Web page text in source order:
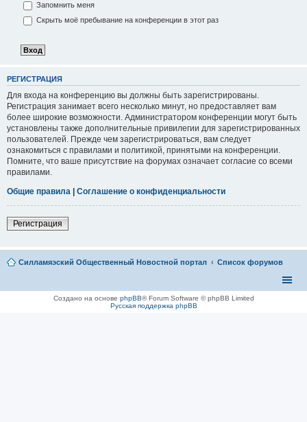
Запомнить меня
Скрыть моё пребывание на конференции в этот раз
РЕГИСТРАЦИЯ
Для входа на конференцию вы должны быть зарегистрированы.
Регистрация занимает всего несколько минут, но предоставляет вам
более широкие возможности. Администратором конференции могут быть
установлены также дополнительные привилегии для зарегистрированных
пользователей. Прежде чем зарегистрироваться, вам следует
ознакомиться с правилами и политикой, принятыми на конференции.
Помните, что ваше присутствие на форумах означает согласие со всеми
правилами.
Общие правила | Соглашение о конфиденциальности
Регистрация
Силламяэский Общественный Новостной портал Список форумов
Создано на основе phpBB® Forum Software © phpBB Limited
Русская поддержка phpBB